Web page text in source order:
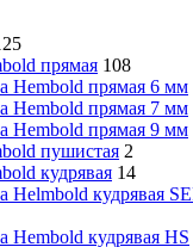
прямая 108
Hembold прямая 6 мм
Hembold прямая 7 мм
Hembold прямая 9 мм
пушистая 2
кудрявая 14
Helmbold кудрявая
Hembold кудрявая HS